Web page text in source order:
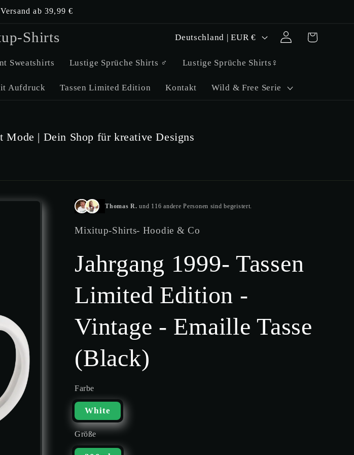
zum Inhalt
ab 39,99 €
Shirts
Sweatshirts Lustige Sprüche Shirts ♂ Lustige Sprüche Shirts♀
Aufdruck Tassen Limited Edition Kontakt Wild & Free Serie
L
d
i
o
Deutschland | EUR € EinloggenWarenkorb
Mode | Dein Shop für kreative Designs
Thomas R. und 116 andere Personen sind begeistert.
Mixitup-Shirts- Hoodie & Co
Jahrgang 1999- Tassen
Limited Edition -
Vintage - Emaille Tasse
(Black)
Farbe
White
Größe